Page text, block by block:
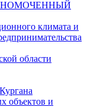
климата и
области
объектов и